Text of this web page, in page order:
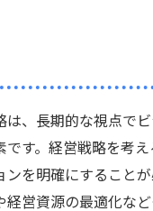
は、長期的な視点で
です。経営戦略を考
を明確にすることが
営資源の最適化など